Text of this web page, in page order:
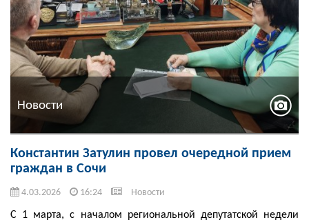
Новости
Константин Затулин провел очередной прием
граждан в Сочи
4.03.2026 16:24 Новости
C 1 марта, с началом региональной депутатской недели